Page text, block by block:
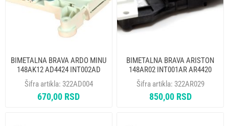
BIMETALNA BRAVA ARDO MINU
148AK12 AD4424 INT002AD
Šifra artikla: 322AD004
670,00 RSD
BIMETALNA BRAVA ARISTON
148AR02 INT001AR AR4420
C00011140
Šifra artikla: 322AR029
850,00 RSD